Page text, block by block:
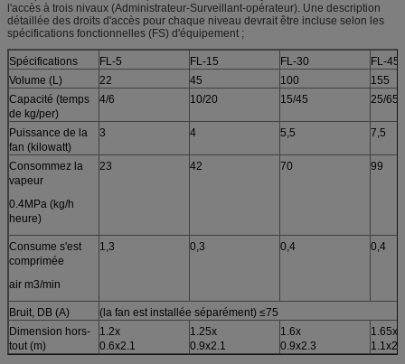
l'accès à trois nivaux (Administrateur-Surveillant-opérateur). Une description
détaillée des droits d'accès pour chaque niveau devrait être incluse selon les
spécifications fonctionnelles (FS) d'équipement ;
Spécifications FL-5 FL-15 FL-30
FL-45
Volume (L)
22 45 100
155
Capacité (temps
de kg/per)
4/6 10/20 15/45 25/65
Puissance de la
fan (kilowatt)
3 4 5,5 7,5
Consommez la
vapeur
0.4MPa (kg/h
heure)
23 42 70 99
Consume s'est
comprimée
air m3/min
1,3 0,3 0,4 0,4
Bruit, DB (A)
(la fan est installée séparément) ≤75
Dimension hors-
tout (m)
1.2x
0.6x2.1
1.25x
0.9x2.1
1.6x
0.9x2.3
1.65x